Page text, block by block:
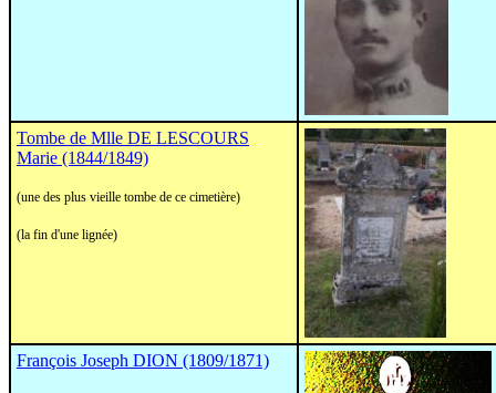
Tombe de Mlle DE LESCOURS
Marie (1844/1849)
(une des plus vieille tombe de ce cimetière)
(la fin d'une lignée)
François Joseph DION (1809/1871)